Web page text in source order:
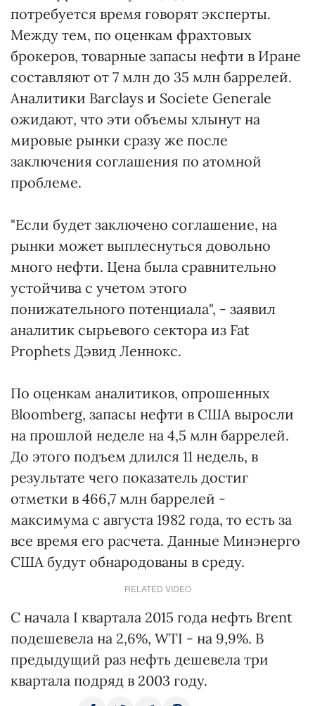
потребуется время говорят эксперты.
Между тем, по оценкам фрахтовых
брокеров, товарные запасы нефти в Иране
составляют от 7 млн до 35 млн баррелей.
Аналитики Barclays и Societe Generale
ожидают, что эти объемы хлынут на
мировые рынки сразу же после
заключения соглашения по атомной
проблеме.
"Если будет заключено соглашение, на
рынки может выплеснуться довольно
много нефти. Цена была сравнительно
устойчива с учетом этого
понижательного потенциала", - заявил
аналитик сырьевого сектора из Fat
Prophets Дэвид Леннокс.
По оценкам аналитиков, опрошенных
Bloomberg, запасы нефти в США выросли
на прошлой неделе на 4,5 млн баррелей.
До этого подъем длился 11 недель, в
результате чего показатель достиг
отметки в 466,7 млн баррелей -
максимума с августа 1982 года, то есть за
все время его расчета. Данные Минэнерго
США будут обнародованы в среду.
RELATED VIDEO
С начала I квартала 2015 года нефть Brent
подешевела на 2,6%, WTI - на 9,9%. В
предыдущий раз нефть дешевела три
квартала подряд в 2003 году.